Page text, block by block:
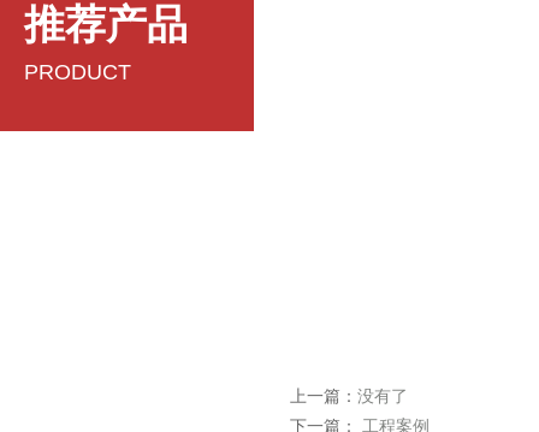
推荐产品
PRODUCT
上一篇： 没有了
下一篇：
工程案例